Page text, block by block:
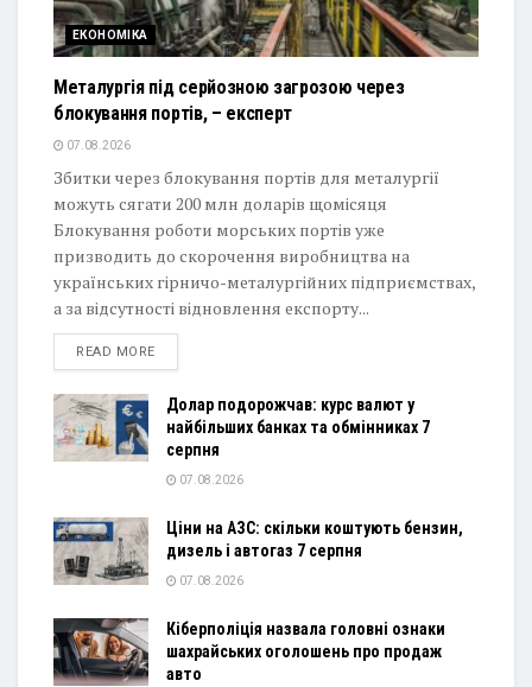
ЕКОНОМІКА
Металургія під серйозною загрозою через
блокування портів, – експерт
07.08.2026
Збитки через блокування портів для металургії
можуть сягати 200 млн доларів щомісяця
Блокування роботи морських портів уже
призводить до скорочення виробництва на
українських гірничо-металургійних підприємствах,
а за відсутності відновлення експорту...
READ MOREDETAILS
Долар подорожчав: курс валют у
найбільших банках та обмінниках 7
серпня
07.08.2026
Ціни на АЗС: скільки коштують бензин,
дизель і автогаз 7 серпня
07.08.2026
Кіберполіція назвала головні ознаки
шахрайських оголошень про продаж
авто